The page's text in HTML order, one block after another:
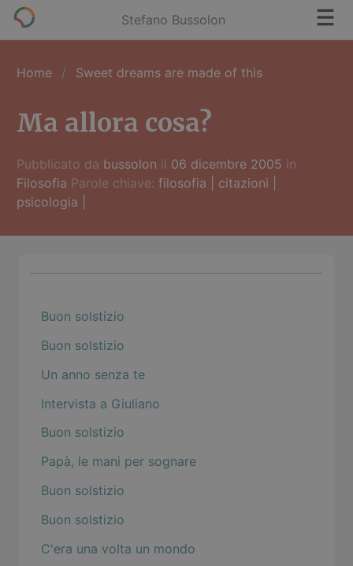
Stefano Bussolon
Home Sweet dreams are made of this
Ma allora cosa?
Pubblicato da bussolon il 06 dicembre 2005 in
Filosofia Parole chiave: filosofia citazioni
psicologia
Buon solstizio
Buon solstizio
Un anno senza te
Intervista a Giuliano
Buon solstizio
Papà, le mani per sognare
Buon solstizio
Buon solstizio
C'era una volta un mondo